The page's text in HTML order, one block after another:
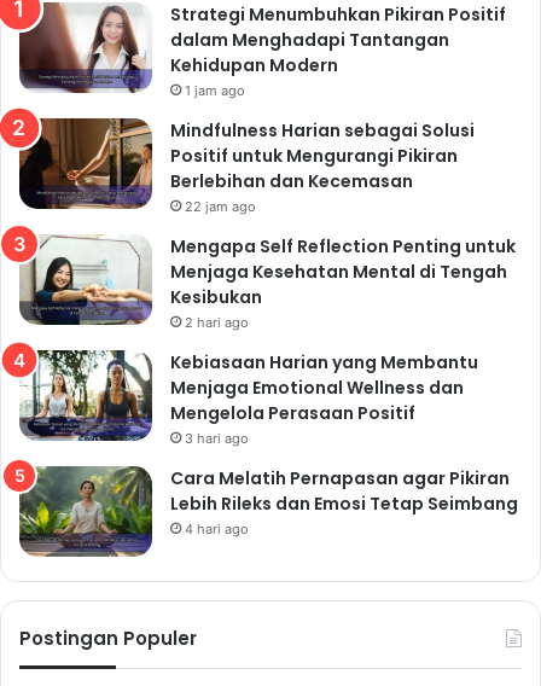
Strategi Menumbuhkan Pikiran Positif
dalam Menghadapi Tantangan
Kehidupan Modern
1 jam ago
Mindfulness Harian sebagai Solusi
Positif untuk Mengurangi Pikiran
Berlebihan dan Kecemasan
22 jam ago
Mengapa Self Reflection Penting untuk
Menjaga Kesehatan Mental di Tengah
Kesibukan
2 hari ago
Kebiasaan Harian yang Membantu
Menjaga Emotional Wellness dan
Mengelola Perasaan Positif
3 hari ago
Cara Melatih Pernapasan agar Pikiran
Lebih Rileks dan Emosi Tetap Seimbang
4 hari ago
Postingan Populer